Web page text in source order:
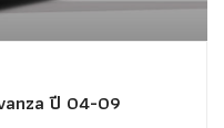
ปี 04-09